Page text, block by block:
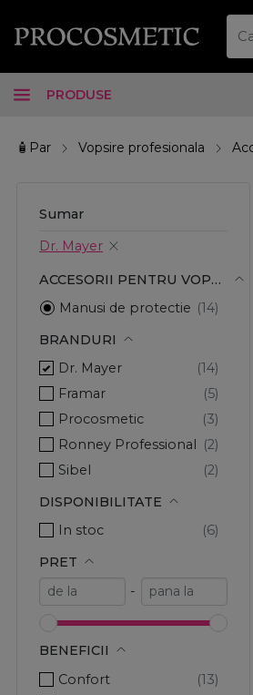
PRODUSE
🧴Par Vopsire profesionala
Sumar
Dr. Mayer
ACCESORII PENTRU VOPSIRE SI DECOLORARE
Manusi de protectie
BRANDURI
Dr. Mayer
Framar
Procosmetic
Ronney Professional
Sibel
DISPONIBILITATE
In stoc
PRET
-
BENEFICII
Confort